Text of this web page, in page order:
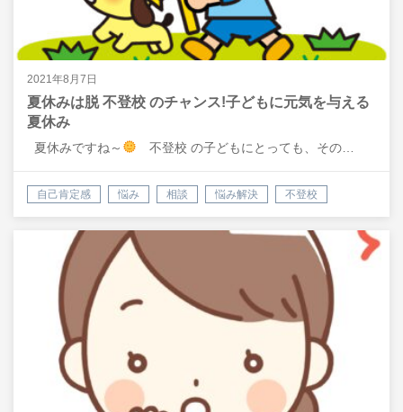
2021年8月7日
夏休みは脱 不登校 のチャンス!子どもに元気を与える
夏休み
夏休みですね～ 不登校 の子どもにとっても、その…
自己肯定感 悩み 相談 悩み解決 不登校